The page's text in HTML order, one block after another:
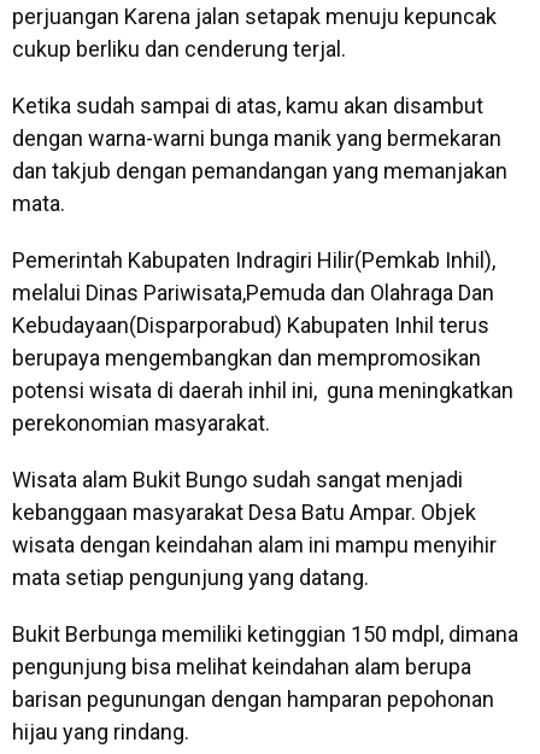
perjuangan Karena jalan setapak menuju kepuncak
cukup berliku dan cenderung terjal.
Ketika sudah sampai di atas, kamu akan disambut
dengan warna-warni bunga manik yang bermekaran
dan takjub dengan pemandangan yang memanjakan
mata.
Pemerintah Kabupaten Indragiri Hilir(Pemkab Inhil),
melalui Dinas Pariwisata,Pemuda dan Olahraga Dan
Kebudayaan(Disparporabud) Kabupaten Inhil terus
berupaya mengembangkan dan mempromosikan
potensi wisata di daerah inhil ini, guna meningkatkan
perekonomian masyarakat.
Wisata alam Bukit Bungo sudah sangat menjadi
kebanggaan masyarakat Desa Batu Ampar. Objek
wisata dengan keindahan alam ini mampu menyihir
mata setiap pengunjung yang datang.
Bukit Berbunga memiliki ketinggian 150 mdpl, dimana
pengunjung bisa melihat keindahan alam berupa
barisan pegunungan dengan hamparan pepohonan
hijau yang rindang.